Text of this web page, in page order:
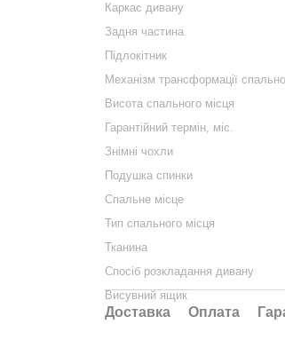
Каркас дивану
Задня частина
Підлокітник
Механізм трансформації
Висота спального місця
Гарантійний термін, міс.
Знімні чохли
Подушка спинки
Спальне місце
Тип спального місця
Тканина
Спосіб розкладання дивану
Висувний ящик
Доставка Оплата